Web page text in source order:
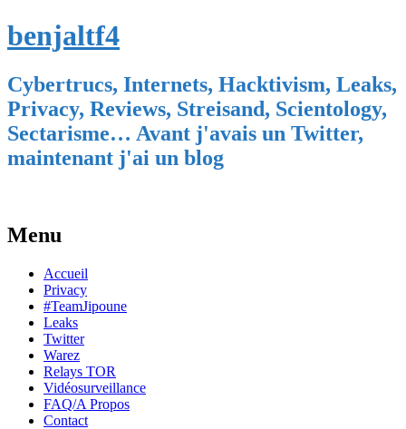
benjaltf4
Cybertrucs, Internets, Hacktivism, Leaks,
Privacy, Reviews, Streisand, Scientology,
Sectarisme… Avant j'avais un Twitter,
maintenant j'ai un blog
Menu
Skip
content
Accueil
Privacy
#TeamJipoune
Leaks
Twitter
Warez
Relays TOR
Vidéosurveillance
FAQ/A Propos
Contact